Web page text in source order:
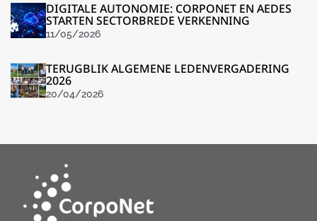
DIGITALE AUTONOMIE: CORPONET EN AEDES
STARTEN SECTORBREDE VERKENNING
11/05/2026
TERUGBLIK ALGEMENE LEDENVERGADERING
2026
20/04/2026